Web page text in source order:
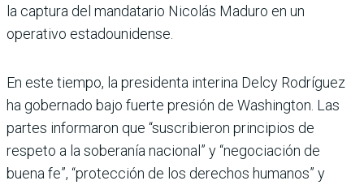
la captura del mandatario Nicolás Maduro en un
operativo estadounidense.
En este tiempo, la presidenta interina Delcy Rodríguez
ha gobernado bajo fuerte presión de Washington. Las
partes informaron que “suscribieron principios de
respeto a la soberanía nacional” y “negociación de
buena fe”, “protección de los derechos humanos” y